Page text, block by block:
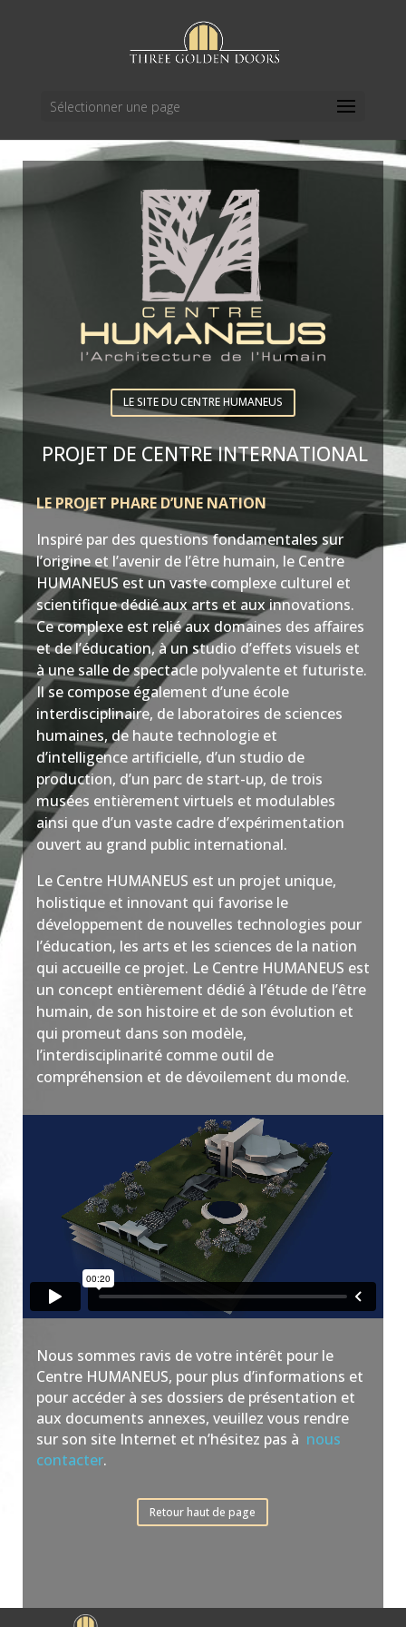
Sélectionner une page
LE SITE DU CENTRE HUMANEUS
PROJET DE CENTRE INTERNATIONAL
LE PROJET PHARE D’UNE NATION
Inspiré par des questions fondamentales sur
l’origine et l’avenir de l’être humain, le Centre
HUMANEUS est un vaste complexe culturel et
scientifique dédié aux arts et aux innovations.
Ce complexe est relié aux domaines des affaires
et de l’éducation, à un studio d’effets visuels et
à une salle de spectacle polyvalente et futuriste.
Il se compose également d’une école
interdisciplinaire, de laboratoires de sciences
humaines, de haute technologie et
d’intelligence artificielle, d’un studio de
production, d’un parc de start-up, de trois
musées entièrement virtuels et modulables
ainsi que d’un vaste cadre d’expérimentation
ouvert au grand public international.
Le Centre HUMANEUS est un projet unique,
holistique et innovant qui favorise le
développement de nouvelles technologies pour
l’éducation, les arts et les sciences de la nation
qui accueille ce projet. Le Centre HUMANEUS est
un concept entièrement dédié à l’étude de l’être
humain, de son histoire et de son évolution et
qui promeut dans son modèle,
l’interdisciplinarité comme outil de
compréhension et de dévoilement du monde.
Nous sommes ravis de votre intérêt pour le
Centre HUMANEUS, pour plus d’informations et
pour accéder à ses dossiers de présentation et
aux documents annexes, veuillez vous rendre
sur son site Internet et n’hésitez pas à nous
contacter.
Retour haut de page